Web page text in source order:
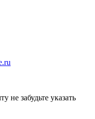
не забудьте указать